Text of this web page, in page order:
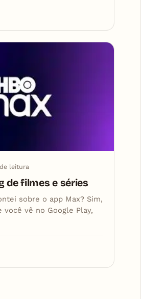
leitura
de filmes e séries
sobre o app Max? Sim,
você vê no Google Play,